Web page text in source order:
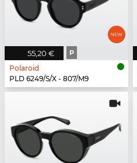
55,20 € P
Polaroid
PLD 6249/S/X - 807/M9